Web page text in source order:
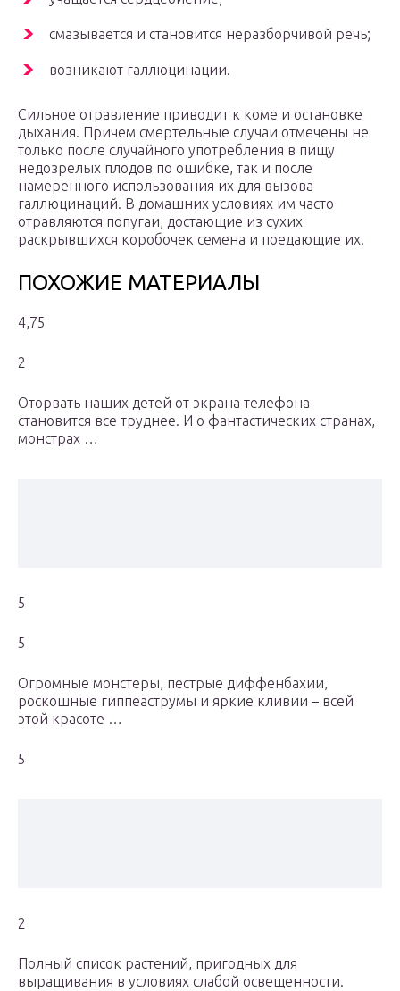
смазывается и становится неразборчивой речь;
возникают галлюцинации.
Сильное отравление приводит к коме и остановке
дыхания. Причем смертельные случаи отмечены не
только после случайного употребления в пищу
недозрелых плодов по ошибке, так и после
намеренного использования их для вызова
галлюцинаций. В домашних условиях им часто
отравляются попугаи, достающие из сухих
раскрывшихся коробочек семена и поедающие их.
ПОХОЖИЕ МАТЕРИАЛЫ
4,75
2
Оторвать наших детей от экрана телефона
становится все труднее. И о фантастических странах,
монстрах …
5
5
Огромные монстеры, пестрые диффенбахии,
роскошные гиппеаструмы и яркие кливии – всей
этой красоте …
5
2
Полный список растений, пригодных для
выращивания в условиях слабой освещенности.